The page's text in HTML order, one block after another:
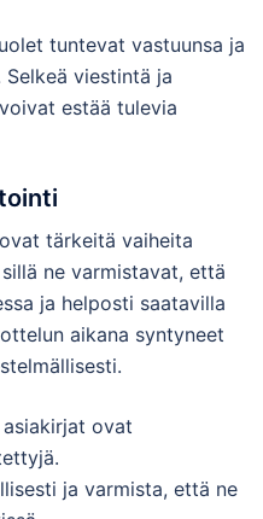
tuntevat vastuunsa ja
viestintä ja
estää tulevia
tärkeitä vaiheita
ne varmistavat, että
ja helposti saatavilla
aikana syntyneet
ovat
ja varmista, että ne